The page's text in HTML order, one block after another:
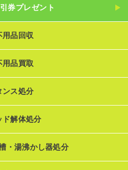
券プレゼント
用品回収
用品買取
ンス処分
ド解体処分
・湯沸かし器処分